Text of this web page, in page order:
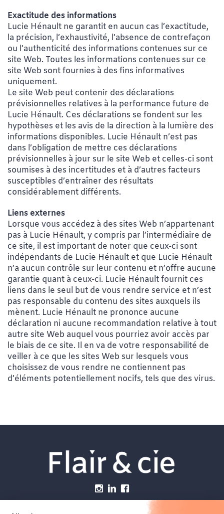
Exactitude des informations
Lucie Hénault ne garantit en aucun cas l’exactitude,
la précision, l’exhaustivité, l’absence de contrefaçon
ou l’authenticité des informations contenues sur ce
site Web. Toutes les informations contenues sur ce
site Web sont fournies à des fins informatives
uniquement.
Le site Web peut contenir des déclarations
prévisionnelles relatives à la performance future de
Lucie Hénault. Ces déclarations se fondent sur les
hypothèses et les avis de la direction à la lumière des
informations disponibles. Lucie Hénault n’est pas
dans l’obligation de mettre ces déclarations
prévisionnelles à jour sur le site Web et celles-ci sont
soumises à des incertitudes et à d’autres facteurs
susceptibles d’entraîner des résultats
considérablement différents.
Liens externes
Lorsque vous accédez à des sites Web n’appartenant
pas à Lucie Hénault, y compris par l’intermédiaire de
ce site, il est important de noter que ceux-ci sont
indépendants de Lucie Hénault et que Lucie Hénault
n’a aucun contrôle sur leur contenu et n’offre aucune
garantie quant à ceux-ci. Lucie Hénault fournit ces
liens dans le seul but de vous rendre service et n’est
pas responsable du contenu des sites auxquels ils
mènent. Lucie Hénault ne prononce aucune
déclaration ni aucune recommandation relative à tout
autre site Web auquel vous pourriez avoir accès par
le biais de ce site. Il en va de votre responsabilité de
veiller à ce que les sites Web sur lesquels vous
choisissez de vous rendre ne contiennent pas
d’éléments potentiellement nocifs, tels que des virus.